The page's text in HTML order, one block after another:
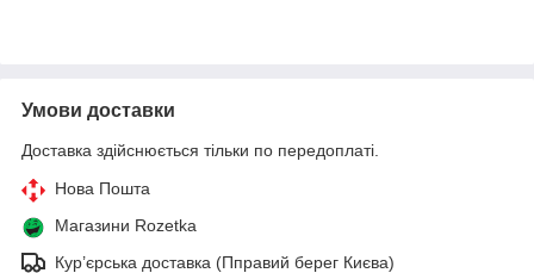
Умови доставки
Доставка здійснюється тільки по передоплаті.
Нова Пошта
Магазини Rozetka
Кур’єрська доставка (Пправий берег Києва)